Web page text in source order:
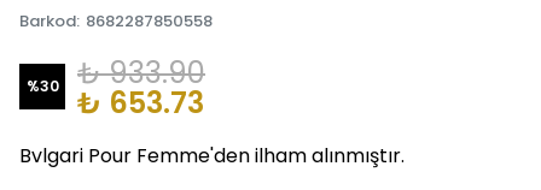
Barkod: 8682287850558
%30 ₺ 933.90
₺ 653.73
Bvlgari Pour Femme'den ilham alınmıştır.